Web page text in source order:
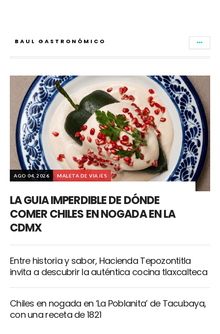
BAUL GASTRONÓMICO
AGO 04, 2026 MALETA DE VIAJES
LA GUIA IMPERDIBLE DE DÓNDE
COMER CHILES EN NOGADA EN LA
CDMX
Entre historia y sabor, Hacienda Tepozontitla
invita a descubrir la auténtica cocina tlaxcalteca
Chiles en nogada en ‘La Poblanita’ de Tacubaya,
con una receta de 1821